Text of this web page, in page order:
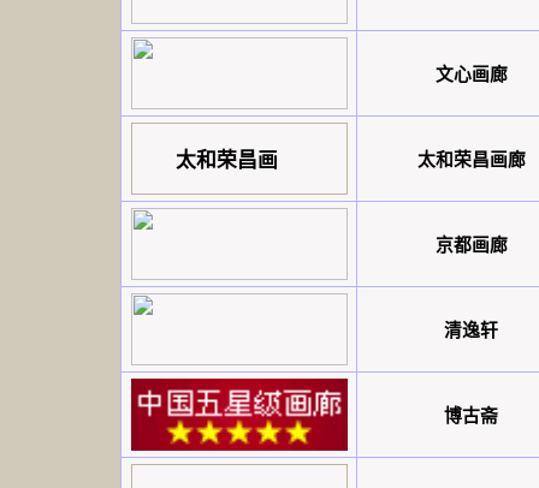
文心画廊
太和荣昌画 太和荣昌画廊
京都画廊
清逸轩
博古斋